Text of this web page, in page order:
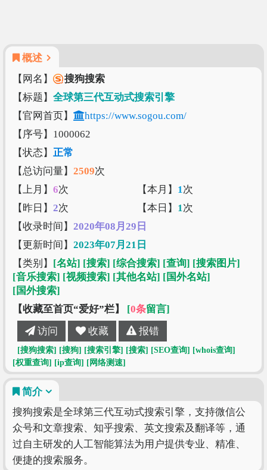
概述
【网名】
搜狗搜索
【标题】 全球第三代互动式搜索引擎
【官网首页】
https://www.sogou.com/
【序号】1000062
【状态】 正常
【总访问量】 2509次
【上月】 6次 【本月】 1次
【昨日】 2次 【本日】 1次
【收录时间】 2020年08月29日
【更新时间】 2023年07月21日
【类别】 [名站] [搜索] [综合搜索] [查询] [搜索图片]
[音乐搜索] [视频搜索] [其他名站] [国外名站]
[国外搜索]
【收藏至首页“爱好”栏】
[0条留言]
访问 收藏 报错
[搜狗搜索] [搜狗] [搜索引擎] [搜索] [SEO查询] [whois查询]
[权重查询] [ip查询] [网络测速]
简介
搜狗搜索是全球第三代互动式搜索引擎，支持微信公
众号和文章搜索、知乎搜索、英文搜索及翻译等，通
过自主研发的人工智能算法为用户提供专业、精准、
便捷的搜索服务。